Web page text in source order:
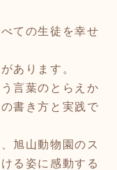
ての生徒を幸せ
あります。
言葉のとらえか
書き方と実践で
旭山動物園のス
る姿に感動する